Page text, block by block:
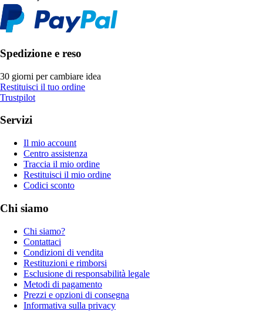
Spedizione e reso
30 giorni per cambiare idea
Restituisci il tuo ordine
Trustpilot
Servizi
Il mio account
Centro assistenza
Traccia il mio ordine
Restituisci il mio ordine
Codici sconto
Chi siamo
Chi siamo?
Contattaci
Condizioni di vendita
Restituzioni e rimborsi
Esclusione di responsabilità legale
Metodi di pagamento
Prezzi e opzioni di consegna
Informativa sulla privacy